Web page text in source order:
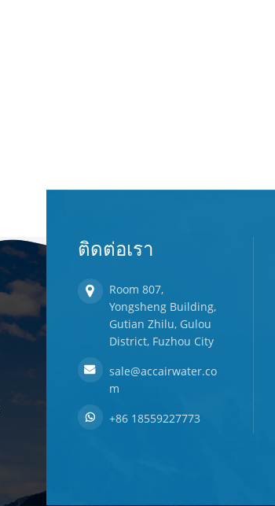
ติดต่อเรา
Room 807,
Yongsheng Building,
Gutian Zhilu, Gulou
District, Fuzhou City
sale@accairwater.co
m
+86 18559227773